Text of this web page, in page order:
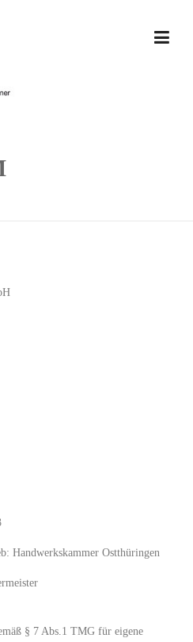
Handwerkskammer Ostthüringen
§ 7 Abs.1 TMG für eigene